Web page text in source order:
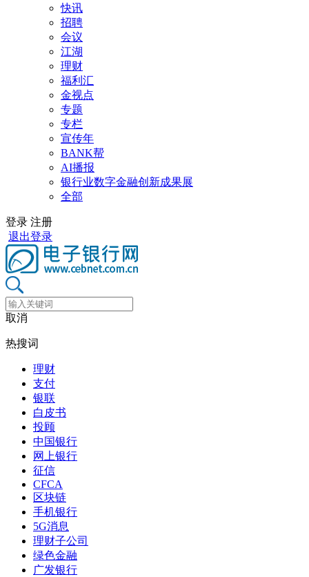
快讯
招聘
会议
江湖
理财
福利汇
金视点
专题
专栏
宣传年
BANK帮
AI播报
银行业数字金融创新成果展
全部
登录 注册
退出登录
取消
热搜词
理财
支付
银联
白皮书
投顾
中国银行
网上银行
征信
CFCA
区块链
手机银行
5G消息
理财子公司
绿色金融
广发银行